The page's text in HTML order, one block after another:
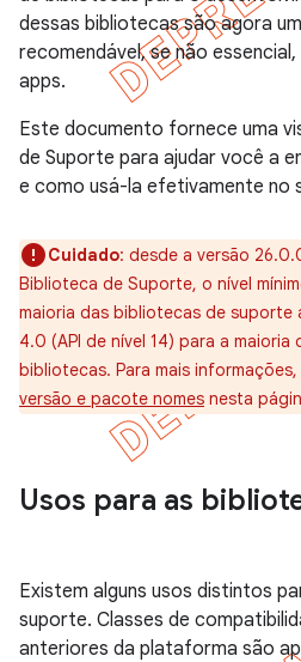
dessas bibliotecas são agora
recomendável, se não
apps.
Este documento fornece uma
de Suporte para ajudar você a
e como usá-la efetivamente no
Cuidado: desde a versão
Biblioteca de Suporte, o nível
maioria das bibliotecas de suporte
4.0 (API de nível 14) para a
bibliotecas. Para mais
versão e pacote nomes nesta
Usos para as
Existem alguns usos distintos
suporte. Classes de
anteriores da plataforma são